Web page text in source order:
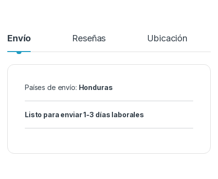
Envío Reseñas Ubicación
Países de envío: Honduras
Listo para enviar 1-3 días laborales